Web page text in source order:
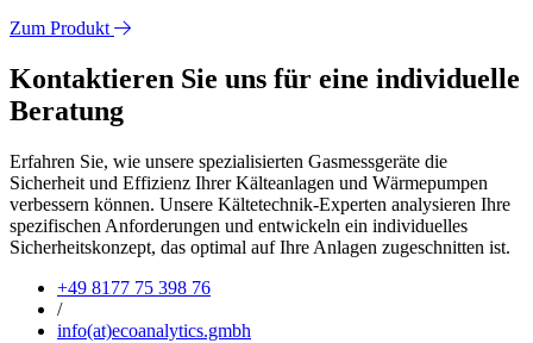
Zum Produkt
Kontaktieren Sie uns für eine individuelle
Beratung
Erfahren Sie, wie unsere spezialisierten Gasmessgeräte die
Sicherheit und Effizienz Ihrer Kälteanlagen und Wärmepumpen
verbessern können. Unsere Kältetechnik-Experten analysieren Ihre
spezifischen Anforderungen und entwickeln ein individuelles
Sicherheitskonzept, das optimal auf Ihre Anlagen zugeschnitten ist.
+49 8177 75 398 76
/
info(at)ecoanalytics.gmbh